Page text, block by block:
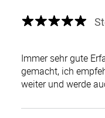
Immer sehr gute
gemacht, ich
weiter und werde